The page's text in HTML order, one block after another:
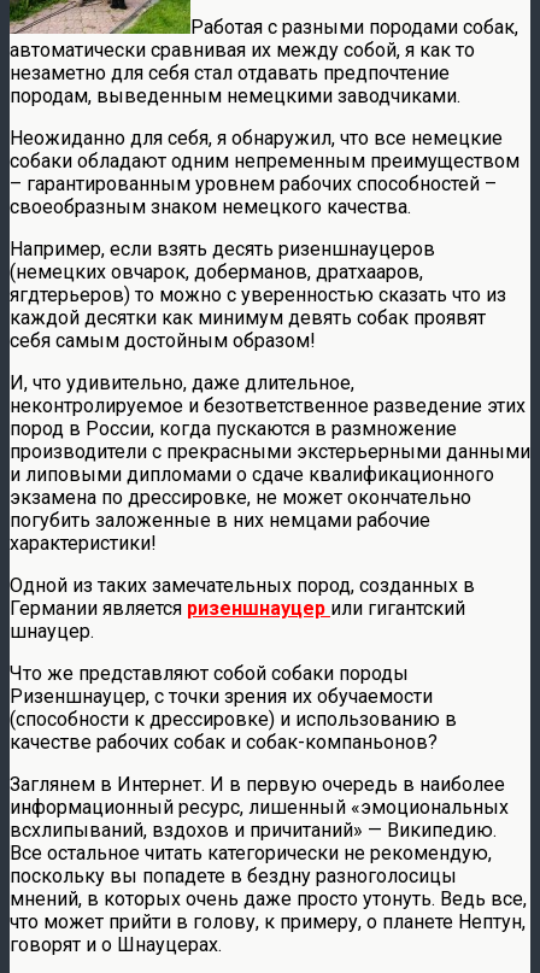
Работая с разными породами собак,
автоматически сравнивая их между собой, я как то
незаметно для себя стал отдавать предпочтение
породам, выведенным немецкими заводчиками.
Неожиданно для себя, я обнаружил, что все немецкие
собаки обладают одним непременным преимуществом
– гарантированным уровнем рабочих способностей –
своеобразным знаком немецкого качества.
Например, если взять десять ризеншнауцеров
(немецких овчарок, доберманов, дратхааров,
ягдтерьеров) то можно с уверенностью сказать что из
каждой десятки как минимум девять собак проявят
себя самым достойным образом!
И, что удивительно, даже длительное,
неконтролируемое и безответственное разведение этих
пород в России, когда пускаются в размножение
производители с прекрасными экстерьерными данными
и липовыми дипломами о сдаче квалификационного
экзамена по дрессировке, не может окончательно
погубить заложенные в них немцами рабочие
характеристики!
Одной из таких замечательных пород, созданных в
Германии является ризеншнауцер или гигантский
шнауцер.
Что же представляют собой собаки породы
Ризеншнауцер, с точки зрения их обучаемости
(способности к дрессировке) и использованию в
качестве рабочих собак и собак-компаньонов?
Заглянем в Интернет. И в первую очередь в наиболее
информационный ресурс, лишенный «эмоциональных
всхлипываний, вздохов и причитаний» — Википедию.
Все остальное читать категорически не рекомендую,
поскольку вы попадете в бездну разноголосицы
мнений, в которых очень даже просто утонуть. Ведь все,
что может прийти в голову, к примеру, о планете Нептун,
говорят и о Шнауцерах.